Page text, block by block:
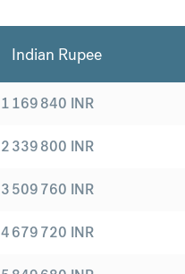
Indian Rupee
1 169 840 INR
2 339 800 INR
3 509 760 INR
4 679 720 INR